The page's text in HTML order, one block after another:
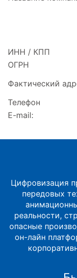
ИНН / КПП
ОГРН
Фактический
Телефон
E-mail:
Цифровизация
передовых
реальности,
опасные
он-лайн